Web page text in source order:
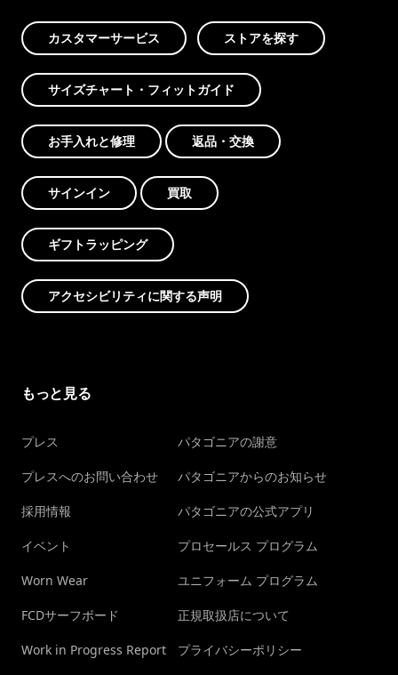
カスタマーサービス ストアを探す
サイズチャート・フィットガイド
お手入れと修理 返品・交換
サインイン 買取
ギフトラッピング
アクセシビリティに関する声明
もっと見る
プレス
プレスへのお問い合わせ
採用情報
イベント
Worn Wear
FCDサーフボード
Work in Progress Report
パタゴニアの謝意
パタゴニアからのお知らせ
パタゴニアの公式アプリ
プロセールス プログラム
ユニフォーム プログラム
正規取扱店について
プライバシーポリシー